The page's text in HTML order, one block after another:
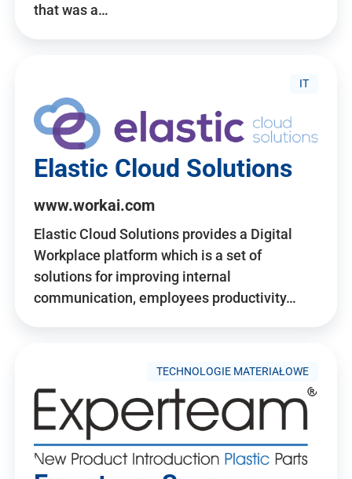
that was a…
IT
Elastic Cloud Solutions
www.workai.com
Elastic Cloud Solutions provides a Digital
Workplace platform which is a set of
solutions for improving internal
communication, employees productivity…
TECHNOLOGIE MATERIAŁOWE